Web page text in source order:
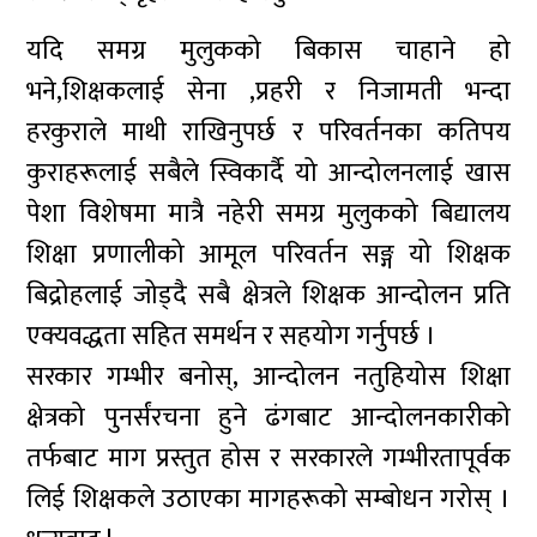
यदि समग्र मुलुकको बिकास चाहाने हो
भने,शिक्षकलाई सेना ,प्रहरी र निजामती भन्दा
हरकुराले माथी राखिनुपर्छ र परिवर्तनका कतिपय
कुराहरूलाई सबैले स्विकार्दै यो आन्दोलनलाई खास
पेशा विशेषमा मात्रै नहेरी समग्र मुलुकको बिद्यालय
शिक्षा प्रणालीको आमूल परिवर्तन सङ्ग यो शिक्षक
बिद्रोहलाई जोड्दै सबै क्षेत्रले शिक्षक आन्दोलन प्रति
एक्यवद्धता सहित समर्थन र सहयोग गर्नुपर्छ ।
सरकार गम्भीर बनोस्, आन्दोलन नतुहियोस शिक्षा
क्षेत्रको पुनर्संरचना हुने ढंगबाट आन्दोलनकारीको
तर्फबाट माग प्रस्तुत होस र सरकारले गम्भीरतापूर्वक
लिई शिक्षकले उठाएका मागहरूको सम्बोधन गरोस् ।